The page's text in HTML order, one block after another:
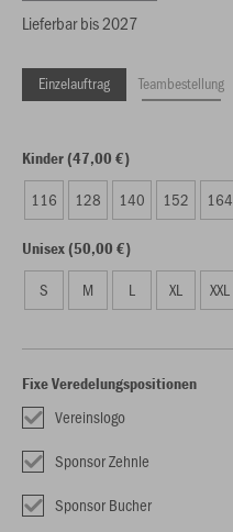
Lieferbar bis 2027
Einzelauftrag Teambestellung
Kinder (47,00 €)
116 128 140 152 164
Unisex (50,00 €)
S M L XL XXL
Fixe Veredelungspositionen
Vereinslogo
Sponsor Zehnle
Sponsor Bucher